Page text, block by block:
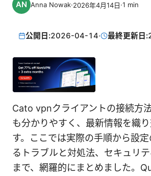
Anna Nowak·2026年4月14日·1 min
公開日:2026-04-14· 最終更新日:
Cato vpnクライアントの接続方
も分かりやすく、最新情報を織
す。ここでは実際の手順から設
るトラブルと対処法、セキュリ
まで、網羅的にまとめました。